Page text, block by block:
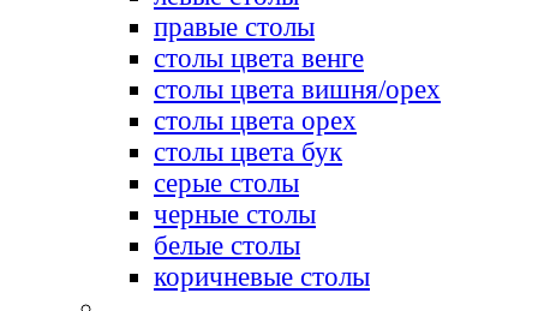
правые столы
столы цвета венге
столы цвета вишня/орех
столы цвета орех
столы цвета бук
серые столы
черные столы
белые столы
коричневые столы